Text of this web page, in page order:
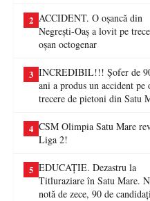
2 ACCIDENT. O oșancă din
Negrești-Oaș a lovit pe
oșan octogenar
3 INCREDIBIL!!! Șofer de
ani a produs un accident pe
trecere de pietoni din Satu
4 CSM Olimpia Satu Mare
Liga 2!
5 EDUCAȚIE. Dezastru la
Titluraziare în Satu Mare.
notă de zece, 90 de